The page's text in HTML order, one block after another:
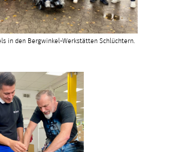
in den Bergwinkel-Werkstätten Schlüchtern.